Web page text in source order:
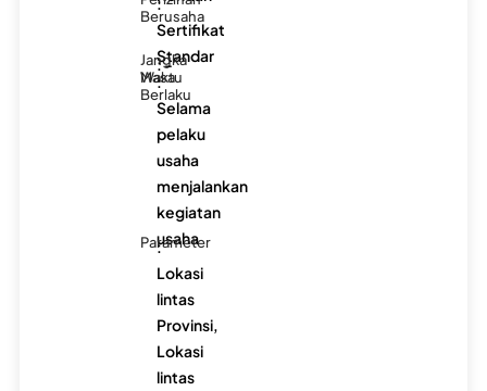
Berusaha
Sertifikat
Standar
Jangka
Waktu
: -
Masa
Berlaku
:
Selama
pelaku
usaha
menjalankan
kegiatan
usaha
Parameter
:
Lokasi
lintas
Provinsi,
Lokasi
lintas